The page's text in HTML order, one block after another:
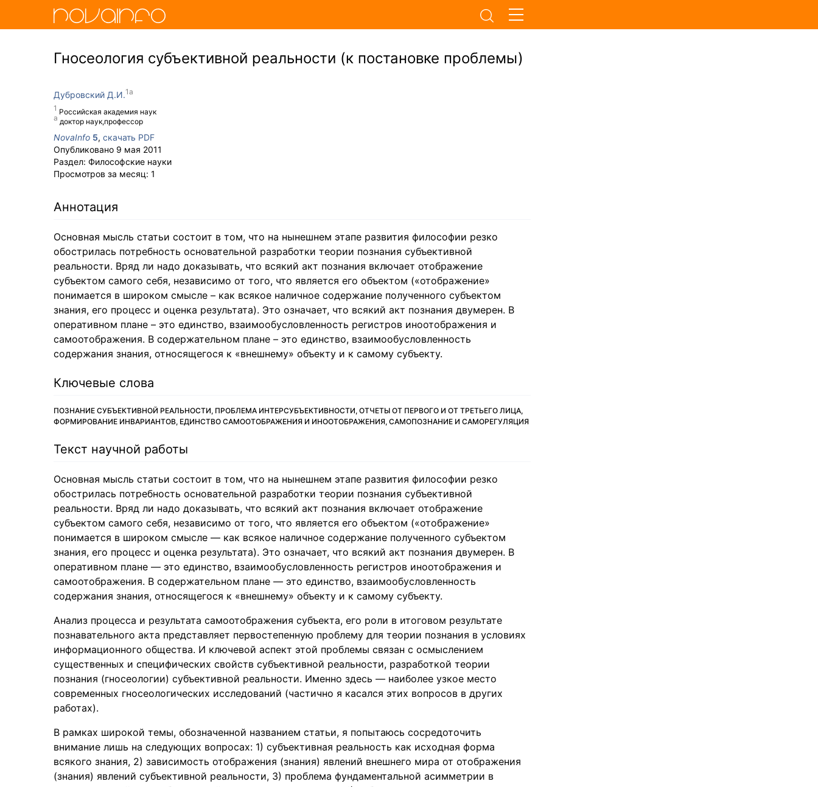
Гносеология субъективной реальности (к постановке проблемы)
Дубровский Д.И.
Российская академия наук
доктор наук,профессор
NovaInfo 5, скачать PDF
Опубликовано 9 мая 2011
Раздел: Философские науки
Просмотров за месяц: 1
Аннотация
Основная мысль статьи состоит в том, что на нынешнем этапе развития философии резко
обострилась потребность основательной разработки теории познания субъективной
реальности. Вряд ли надо доказывать, что всякий акт познания включает отображение
субъектом самого себя, независимо от того, что является его объектом («отображение»
понимается в широком смысле – как всякое наличное содержание полученного субъектом
знания, его процесс и оценка результата). Это означает, что всякий акт познания двумерен. В
оперативном плане – это единство, взаимообусловленность регистров иноотображения и
самоотображения. В содержательном плане – это единство, взаимообусловленность
содержания знания, относящегося к «внешнему» объекту и к самому субъекту.
Ключевые слова
ПОЗНАНИЕ СУБЪЕКТИВНОЙ РЕАЛЬНОСТИ, ПРОБЛЕМА ИНТЕРСУБЪЕКТИВНОСТИ, ОТЧЕТЫ ОТ ПЕРВОГО И ОТ ТРЕТЬЕГО ЛИЦА,
ФОРМИРОВАНИЕ ИНВАРИАНТОВ, ЕДИНСТВО САМООТОБРАЖЕНИЯ И ИНООТОБРАЖЕНИЯ, САМОПОЗНАНИЕ И САМОРЕГУЛЯЦИЯ
Текст научной работы
Основная мысль статьи состоит в том, что на нынешнем этапе развития философии резко
обострилась потребность основательной разработки теории познания субъективной
реальности. Вряд ли надо доказывать, что всякий акт познания включает отображение
субъектом самого себя, независимо от того, что является его объектом («отображение»
понимается в широком смысле — как всякое наличное содержание полученного субъектом
знания, его процесс и оценка результата). Это означает, что всякий акт познания двумерен. В
оперативном плане — это единство, взаимообусловленность регистров иноотображения и
самоотображения. В содержательном плане — это единство, взаимообусловленность
содержания знания, относящегося к «внешнему» объекту и к самому субъекту.
Анализ процесса и результата самоотображения субъекта, его роли в итоговом результате
познавательного акта представляет первостепенную проблему для теории познания в условиях
информационного общества. И ключевой аспект этой проблемы связан с осмыслением
существенных и специфических свойств субъективной реальности, разработкой теории
познания (гносеологии) субъективной реальности. Именно здесь — наиболее узкое место
современных гносеологических исследований (частично я касался этих вопросов в других
работах).
В рамках широкой темы, обозначенной названием статьи, я попытаюсь сосредоточить
внимание лишь на следующих вопросах: 1) субъективная реальность как исходная форма
всякого знания, 2) зависимость отображения (знания) явлений внешнего мира от отображения
(знания) явлений субъективной реальности, 3) проблема фундаментальной асимметрии в